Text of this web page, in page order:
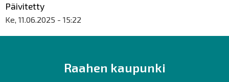
Päivitetty
Ke, 11.06.2025 - 15:22
Raahen kaupunki